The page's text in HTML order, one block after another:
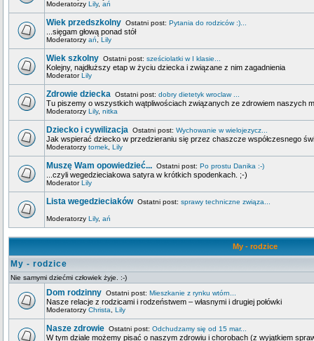
Moderatorzy Lily, ań
Wiek przedszkolny Ostatni post: Pytania do rodziców :)...
...sięgam głową ponad stół
Moderatorzy ań Lily
Wiek szkolny Ostatni post: sześciolatki w I klasie...
Kolejny, najdłuższy etap w życiu dziecka i związane z nim zagadnienia
ModeratorLily
Zdrowie dziecka Ostatni post: dobry dietetyk wroclaw ...
Tu piszemy o wszystkich wątpliwościach związanych ze zdrowiem naszych
Moderatorzy Lily, nitka
Dziecko i cywilizacja Ostatni post: Wychowanie w wielojezycz...
Jak wspierać dziecko w przedzieraniu się przez chaszcze współczesnego
Moderatorzy tomek Lily
Muszę Wam opowiedzieć... Ostatni post: Po prostu Danika :-)
...czyli wegedzieciakowa satyra w krótkich spodenkach. ;-)
ModeratorLily
Lista wegedzieciakówOstatni post: sprawy techniczne związa...
Moderatorzy Lily, ań
My - rodzice
My - rodzice
Nie samymi dziećmi człowiek żyje. :-)
Dom rodzinny Ostatni post: Mieszkanie z rynku wtórn...
Nasze relacje z rodzicami i rodzeństwem – własnymi i drugiej połówki
Moderatorzy Christa Lily
Nasze zdrowie Ostatni post: Odchudzamy się od 15 mar...
W tym dziale możemy pisać o naszym zdrowiu i chorobach (z wyjątkiem